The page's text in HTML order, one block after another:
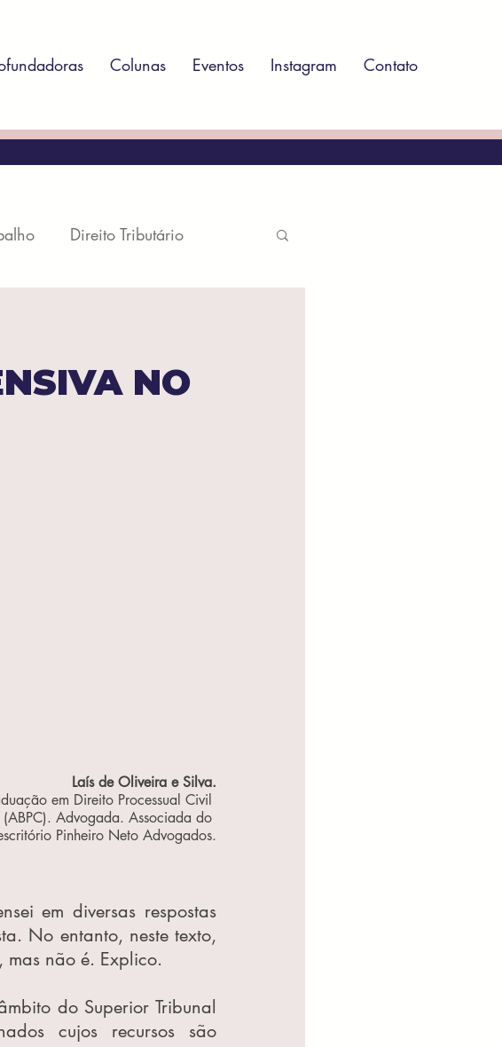
Colunas Eventos Instagram Contato
Direito Tributário
Direito Ambiental
NO
Laís de Oliveira e Silva.
em Direito Processual Civil
(ABPC). Advogada. Associada do
Pinheiro Neto Advogados.
em diversas respostas
No entanto, neste texto,
mas não é. Explico.
do Superior Tribunal
cujos recursos são